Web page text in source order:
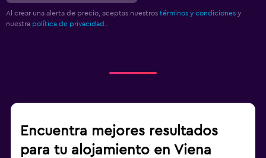
Al crear una alerta de precio, aceptas nuestros términos y condiciones y
nuestra política de privacidad.
Encuentra mejores resultados
para tu alojamiento en Viena